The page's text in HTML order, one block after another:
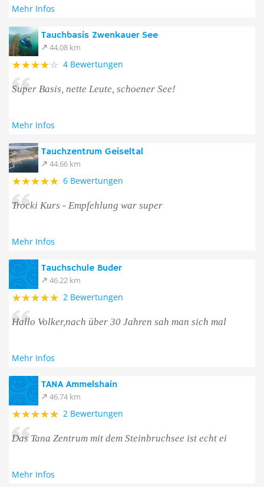
Mehr Infos
Tauchbasis Zwenkauer See
44.08 km
4 Bewertungen
Super Basis, nette Leute, schoener See!
Mehr Infos
Tauchzentrum Geiseltal
44.66 km
6 Bewertungen
Trocki Kurs - Empfehlung war super
Mehr Infos
Tauchschule Buder
46.22 km
2 Bewertungen
Hallo Volker,nach über 30 Jahren sah man sich mal
Mehr Infos
TANA Ammelshain
46.74 km
2 Bewertungen
Das Tana Zentrum mit dem Steinbruchsee ist echt ei
Mehr Infos